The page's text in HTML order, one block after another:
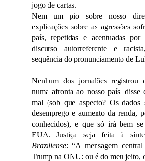
jogo de cartas.
Nem um pio sobre nosso
explicações sobre as agressões
país, repetidas e acentuadas
discurso autorreferente e
sequência do pronunciamento de
Nenhum dos jornalões registrou
numa afronta ao nosso país,
mal (sob que aspecto? Os dados
desemprego e aumento da renda,
conhecidos), e que só irá bem
EUA. Justiça seja feita à
Braziliense: “A mensagem
Trump na ONU: ou é do meu jeito,